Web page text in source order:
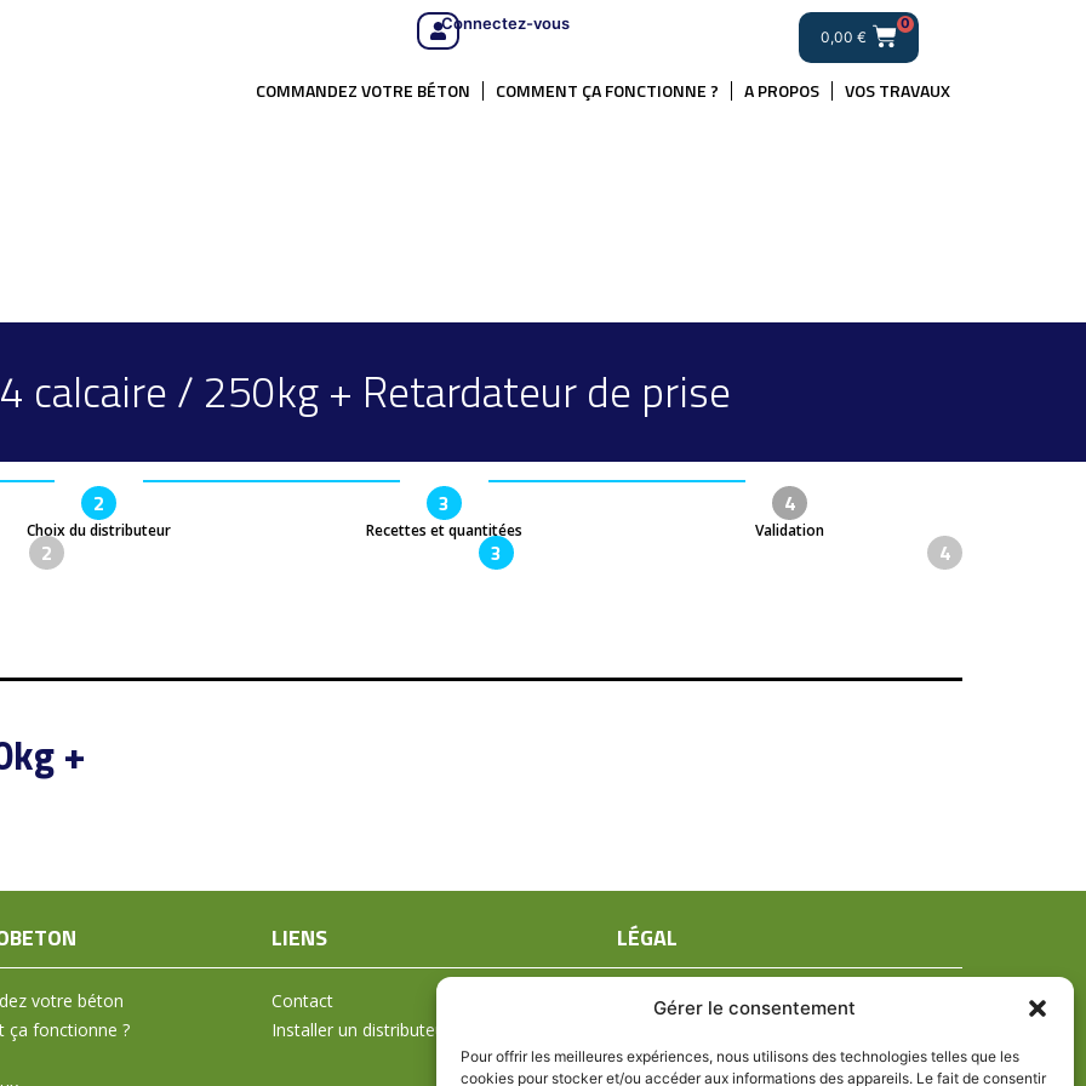
Gérer le consentement
Pour offrir les meilleures expériences, nous utilisons des technologies telles que les
cookies pour stocker et/ou accéder aux informations des appareils. Le fait de consentir
Connectez-vous
0,00 €
0
COMMANDEZ VOTRE BÉTON COMMENT ÇA FONCTIONNE ? A PROPOS VOS TRAVAUX
calcaire / 250kg + Retardateur de prise
2
Choix du distributeur
3
Recettes et quantitées
4
Validation
2 3 4
+
votre béton
ça fonctionne ?
LIENS
Contact
Installer un distributeur
LÉGAL
Mentions légales
Politique de confidentialité